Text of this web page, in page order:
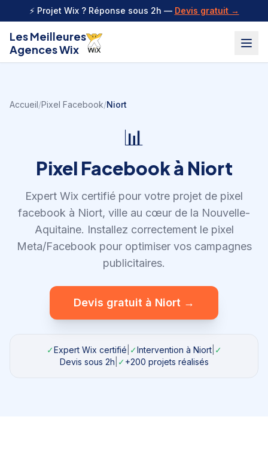
Aller au contenu
⚡ Projet Wix ? Réponse sous 2h — Devis gratuit →
Les Meilleures
Agences Wix
Accueil/Pixel Facebook/Niort
📊
Pixel Facebookà Niort
Expert Wix certifié pour votre projet de pixel
facebook à Niort, ville au cœur de la Nouvelle-
Aquitaine. Installez correctement le pixel
Meta/Facebook pour optimiser vos campagnes
publicitaires.
Devis gratuit à Niort →
✓Expert Wix certifié ✓Intervention à Niort| ✓
Devis sous 2h ✓+200 projets réalisés